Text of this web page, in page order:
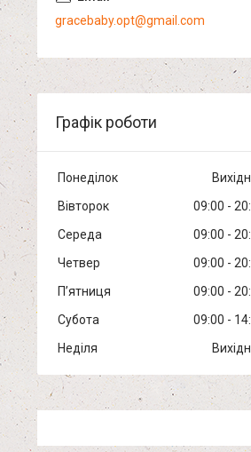
gracebaby.opt@gmail.com
Графік роботи
Понеділок
Вівторок
09:00
Середа
09:00
Четвер
09:00
Пʼятниця
09:00
Субота
09:00
Неділя